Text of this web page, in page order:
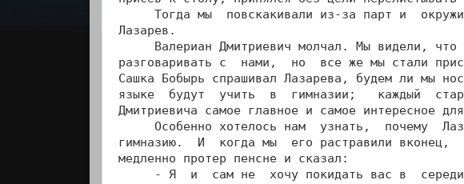
Тогда мы  повскакивали из-за парт и
Лазарев.
Валериан Дмитриевич молчал. Мы видели, что
разговаривать с  нами,  но  все же мы стали
Сашка Бобырь спрашивал Лазарева, будем ли мы
языке  будут  учить  в  гимназии;   каждый
Дмитриевича самое главное и самое интересное
Особенно хотелось нам  узнать,  почему
гимназию.  И  когда мы  его растравили вконец,
медленно протер пенсне и сказал:
- Я  и  сам не  хочу покидать вас в